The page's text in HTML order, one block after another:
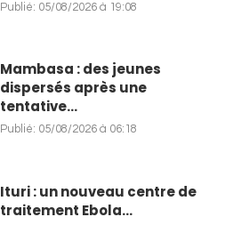
Publié: 05/08/2026 à 19:08
Mambasa : des jeunes
dispersés après une
tentative...
Publié: 05/08/2026 à 06:18
Ituri : un nouveau centre de
traitement Ebola...